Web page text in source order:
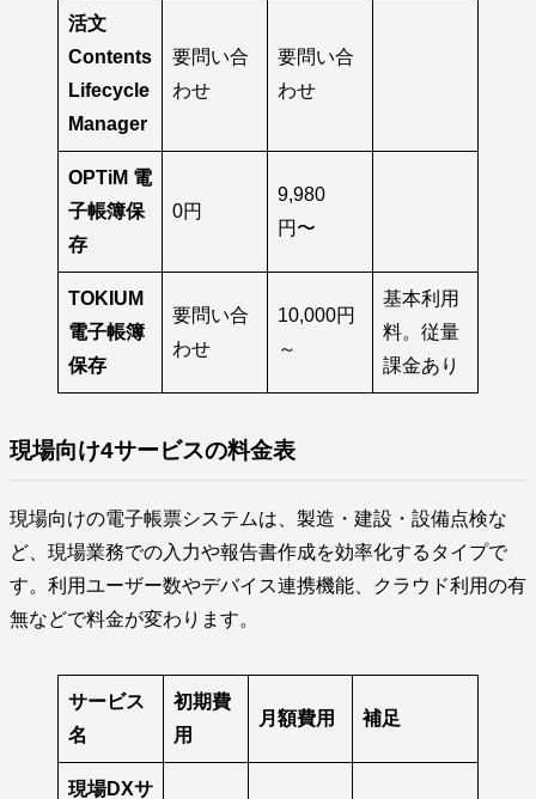
活文
Contents
Lifecycle
Manager
要問い合
わせ
要問い合
わせ
OPTiM 電
子帳簿保
存
0円
9,980
円〜
TOKIUM
電子帳簿
保存
要問い合
わせ
10,000円
～
基本利用
料。従量
課金あり
現場向け4サービスの料金表
現場向けの電子帳票システムは、製造・建設・設備点検な
ど、現場業務での入力や報告書作成を効率化するタイプで
す。利用ユーザー数やデバイス連携機能、クラウド利用の有
無などで料金が変わります。
サービス
名
初期費
用
月額費用 補足
現場DXサ